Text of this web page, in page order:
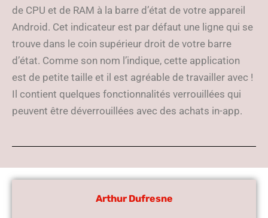
de CPU et de RAM à la barre d’état de votre appareil
Android. Cet indicateur est par défaut une ligne qui se
trouve dans le coin supérieur droit de votre barre
d’état. Comme son nom l’indique, cette application
est de petite taille et il est agréable de travailler avec !
Il contient quelques fonctionnalités verrouillées qui
peuvent être déverrouillées avec des achats in-app.
Arthur Dufresne